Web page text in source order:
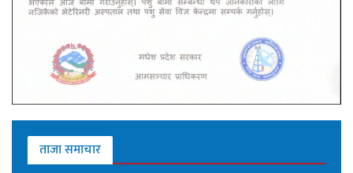
ताजा समाचार